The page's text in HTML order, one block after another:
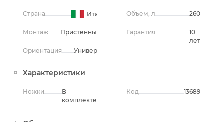
Страна Италия
Монтаж Пристенный
Ориентация Универсальная
Объем, л 260
Гарантия
10
лет
Характеристики
Ножки
В
комплекте
Код 13689